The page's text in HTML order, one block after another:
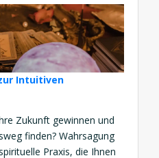
[…]
Intuitiven
Zukunft gewinnen und
finden? Wahrsagung
Praxis, die Ihnen